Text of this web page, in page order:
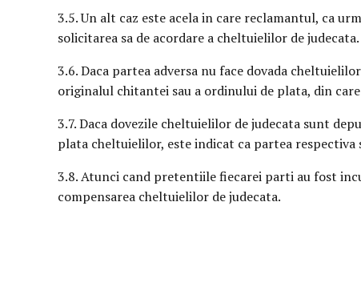
3.5. Un alt caz este acela in care reclamantul, ca
solicitarea sa de acordare a cheltuielilor de judecata.
3.6. Daca partea adversa nu face dovada
originalul chitantei sau a ordinului de plata, din
3.7. Daca dovezile cheltuielilor de judecata sunt
plata cheltuielilor, este indicat ca partea
3.8. Atunci cand pretentiile fiecarei parti au fost
compensarea cheltuielilor de judecata.